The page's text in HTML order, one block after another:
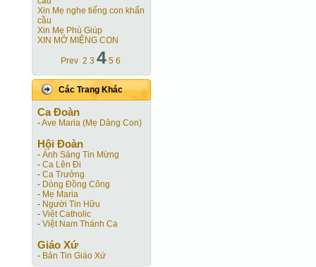
Xin Mẹ nghe tiếng con khẩn
cầu
Xin Mẹ Phù Giúp
XIN MỞ MIỆNG CON
Prev 2 3 4 5 6
Các Trang Khác
Ca Ðoàn
-Ave Maria (Mẹ Dâng Con)
Hội Ðoàn
- Ánh Sáng Tin Mừng
- Ca Lên Đi
- Ca Trưởng
- Dòng Đồng Công
- Mẹ Maria
- Người Tin Hữu
- Việt Catholic
- Việt Nam Thánh Ca
Giáo Xứ
- Bản Tin Giáo Xứ